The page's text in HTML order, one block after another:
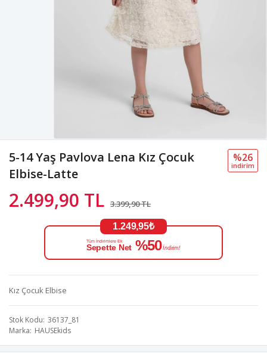
5-14 Yaş Pavlova Lena Kız Çocuk
Elbise-Latte
2.499,90 TL 3.399,90 TL
%26
i̇ndi̇ri̇m
1.249,95₺
Tüm İndirimlere Ek
Sepette Net %50 İndirim!
Kız Çocuk Elbise
Stok Kodu 36137_81
Marka HAUSEkids